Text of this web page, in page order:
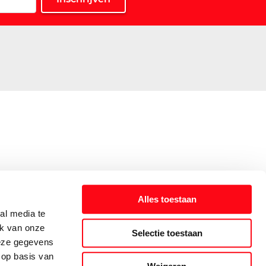
media te
van onze
gegevens
basis van
Alles toestaan
Selectie toestaan